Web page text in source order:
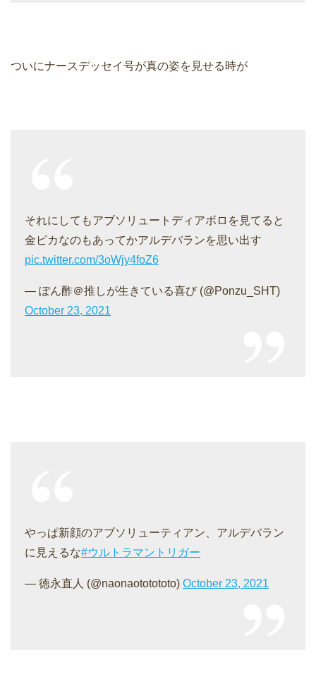
ついにナースデッセイ号が真の姿を見せる時が
それにしてもアブソリュートディアボロを見てると
金ピカなのもあってかアルデバランを思い出す
pic.twitter.com/3oWjy4foZ6
— ぽん酢＠推しが生きている喜び (@Ponzu_SHT)
October 23, 2021
やっぱ新顔のアブソリューティアン、アルデバラン
に見えるな#ウルトラマントリガー
— 徳永直人 (@naonaototototo) October 23, 2021